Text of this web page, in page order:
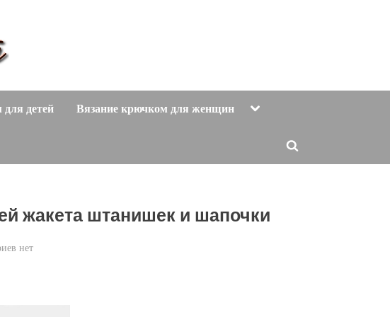
детей Вязание крючком для женщин Toggle
Toggle
жакета штанишек и шапочки
кнет